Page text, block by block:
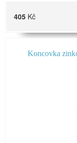
405 Kč
Koncovka